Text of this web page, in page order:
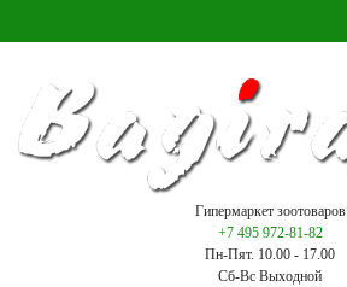
Гипермаркет зоотоваров
+7 495 972-81-82
Пн-Пят. 10.00 - 17.00
Сб-Вс Выходной